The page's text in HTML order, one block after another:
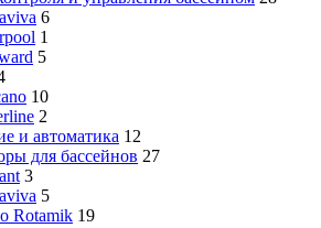
6
1
5
10
2
и автоматика 12
для бассейнов 27
3
5
Rotamik 19